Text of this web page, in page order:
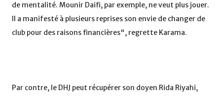
de mentalité. Mounir Daifi, par exemple, ne veut plus jouer.
Il a manifesté à plusieurs reprises son envie de changer de
club pour des raisons financières", regrette Karama.
Par contre, le DHJ peut récupérer son doyen Rida Riyahi,